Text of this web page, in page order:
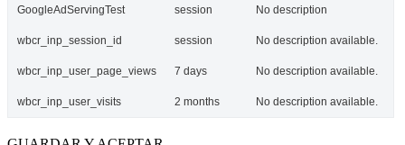
GoogleAdServingTest session No description
wbcr_inp_session_id session No description available.
wbcr_inp_user_page_views 7 days No description available.
wbcr_inp_user_visits 2 months No description available.